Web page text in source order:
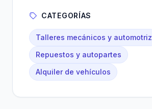
CATEGORÍAS
Talleres mecánicos y automotriz
Repuestos y autopartes
Alquiler de vehículos